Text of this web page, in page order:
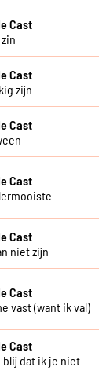
Cast
Cast
zijn
Cast
Cast
Cast
niet zijn
Cast
vast (want ik val)
Cast
blij dat ik je niet